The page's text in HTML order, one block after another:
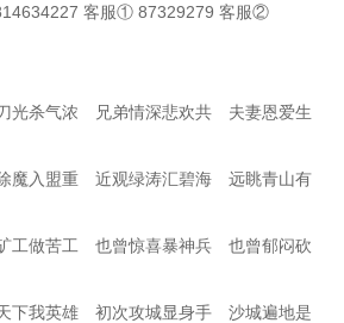
客服① 87329279 客服②
光杀气浓 兄弟情深悲欢共 夫妻恩爱生
魔入盟重 近观绿涛汇碧海 远眺青山有
工做苦工 也曾惊喜暴神兵 也曾郁闷砍
下我英雄 初次攻城显身手 沙城遍地是